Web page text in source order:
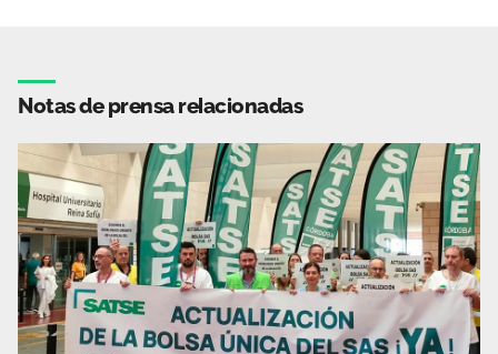
Notas de prensa relacionadas